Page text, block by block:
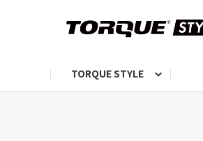
TORQUE STYLE